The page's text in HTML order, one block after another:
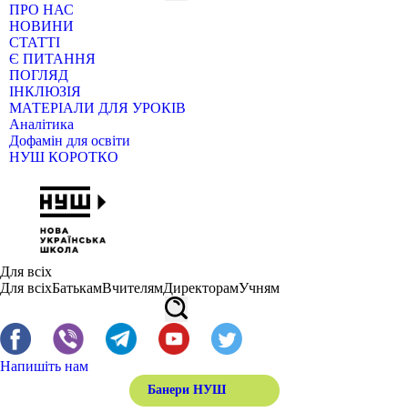
ПРО НАС
НОВИНИ
СТАТТІ
Є ПИТАННЯ
ПОГЛЯД
ІНКЛЮЗІЯ
МАТЕРІАЛИ ДЛЯ УРОКІВ
Аналітика
Дофамін для освіти
НУШ КОРОТКО
Для всіх
Для всіхБатькамВчителямДиректорамУчням
Напишіть нам
Банери НУШ